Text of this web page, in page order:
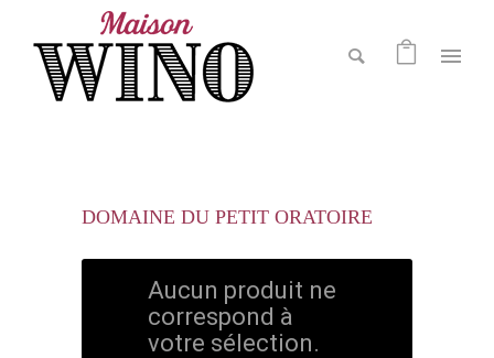
DOMAINE DU PETIT ORATOIRE
Aucun produit ne
correspond à
votre sélection.